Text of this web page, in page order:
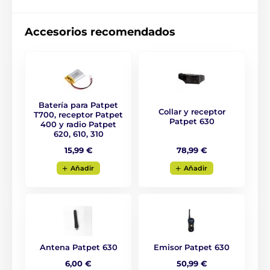
El collar de adiestramiento electrónico
Patpet 630 tiene funciones de sonido, luz
Con el collar Patpet 630 tendrá el control
Accesorios recomendados
Batería para Patpet
T700, receptor Patpet
400 y radio Patpet
620, 610, 310
15,99 €
Aňadir
Collar y receptor
Patpet 630
78,99 €
Aňadir
Antena Patpet 630
6,00 €
Emisor Patpet 630
50,99 €